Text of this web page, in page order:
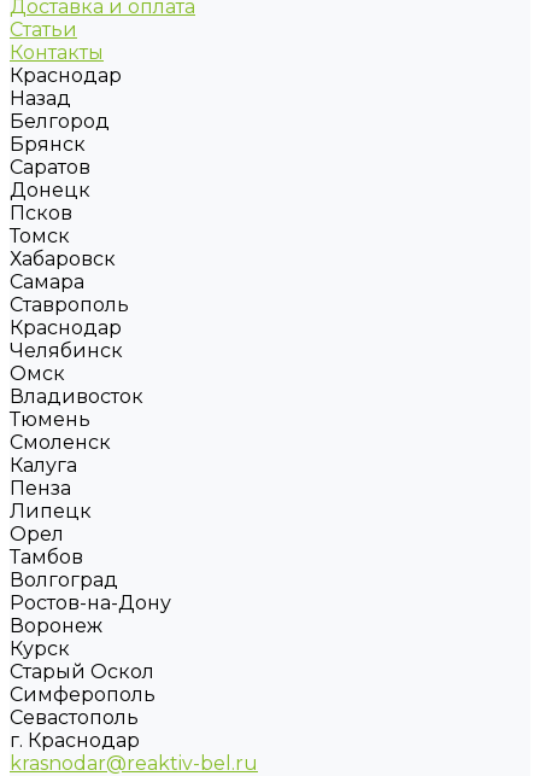
Доставка и оплата
Статьи
Контакты
Краснодар
Назад
Белгород
Брянск
Саратов
Донецк
Псков
Томск
Хабаровск
Самара
Ставрополь
Краснодар
Челябинск
Омск
Владивосток
Тюмень
Смоленск
Калуга
Пенза
Липецк
Орел
Тамбов
Волгоград
Ростов-на-Дону
Воронеж
Курск
Старый Оскол
Симферополь
Севастополь
г. Краснодар
krasnodar@reaktiv-bel.ru